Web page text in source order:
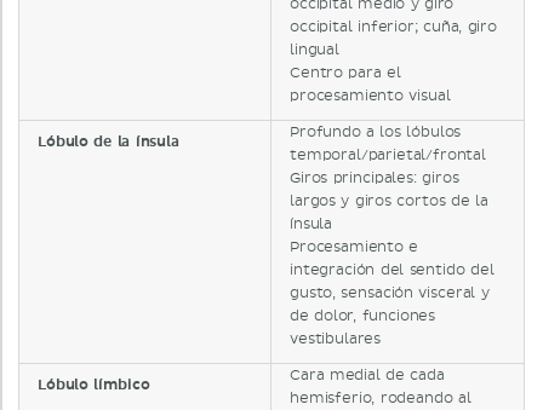
occipital medio y giro
occipital inferior; cuña, giro
lingual
Centro para el
procesamiento visual
Lóbulo de la ínsula
Profundo a los lóbulos
temporal/parietal/frontal
Giros principales: giros
largos y giros cortos de la
ínsula
Procesamiento e
integración del sentido del
gusto, sensación visceral y
de dolor, funciones
vestibulares
Lóbulo límbico
Cara medial de cada
hemisferio, rodeando al